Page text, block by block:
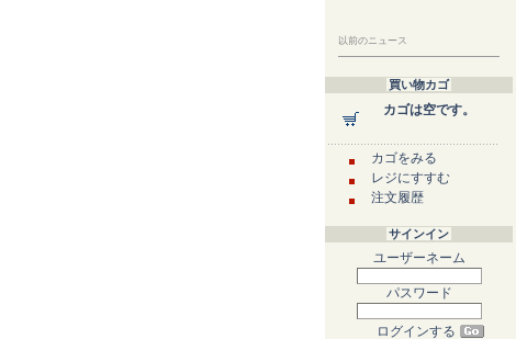
以前のニュース
買い物カゴ
カゴは空です。
カゴをみる
レジにすすむ
注文履歴
サインイン
ユーザーネーム
パスワード
ログインする